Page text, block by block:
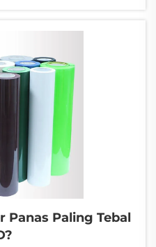
Panas Paling Tebal